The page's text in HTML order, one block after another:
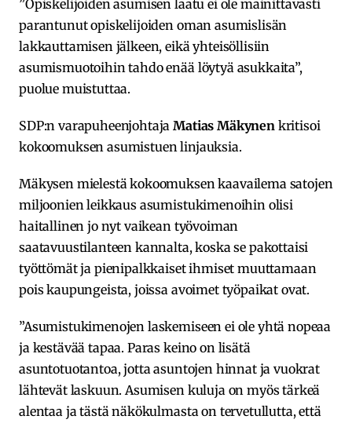
”Opiskelijoiden asumisen laatu ei ole mainittavasti
parantunut opiskelijoiden oman asumislisän
lakkauttamisen jälkeen, eikä yhteisöllisiin
asumismuotoihin tahdo enää löytyä asukkaita”,
puolue muistuttaa.
SDP:n varapuheenjohtajaMatias Mäkynen kritisoi
kokoomuksen asumistuen linjauksia.
Mäkysen mielestä kokoomuksen kaavailema satojen
miljoonien leikkaus asumistukimenoihin olisi
haitallinen jo nyt vaikean työvoiman
saatavuustilanteen kannalta, koska se pakottaisi
työttömät ja pienipalkkaiset ihmiset muuttamaan
pois kaupungeista, joissa avoimet työpaikat ovat.
”Asumistukimenojen laskemiseen ei ole yhtä nopeaa
ja kestävää tapaa. Paras keino on lisätä
asuntotuotantoa, jotta asuntojen hinnat ja vuokrat
lähtevät laskuun. Asumisen kuluja on myös tärkeä
alentaa ja tästä näkökulmasta on tervetullutta, että